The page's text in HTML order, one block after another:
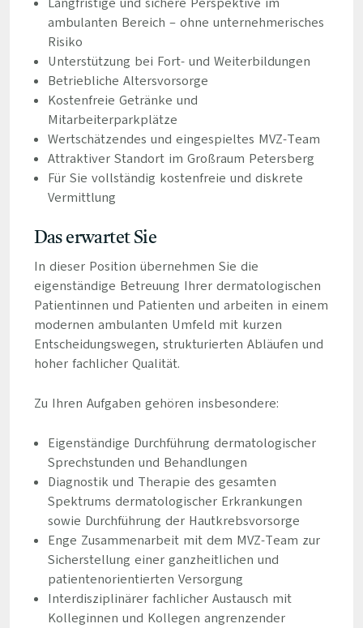
ambulanten Bereich – ohne unternehmerisches
Risiko
Unterstützung bei Fort- und Weiterbildungen
Betriebliche Altersvorsorge
Kostenfreie Getränke und
Mitarbeiterparkplätze
Wertschätzendes und eingespieltes MVZ-Team
Attraktiver Standort im Großraum Petersberg
Für Sie vollständig kostenfreie und diskrete
Vermittlung
Das erwartet Sie
In dieser Position übernehmen Sie die
eigenständige Betreuung Ihrer dermatologischen
Patientinnen und Patienten und arbeiten in einem
modernen ambulanten Umfeld mit kurzen
Entscheidungswegen, strukturierten Abläufen und
hoher fachlicher Qualität.
Zu Ihren Aufgaben gehören insbesondere:
Eigenständige Durchführung dermatologischer
Sprechstunden und Behandlungen
Diagnostik und Therapie des gesamten
Spektrums dermatologischer Erkrankungen
sowie Durchführung der Hautkrebsvorsorge
Enge Zusammenarbeit mit dem MVZ-Team zur
Sicherstellung einer ganzheitlichen und
patientenorientierten Versorgung
Interdisziplinärer fachlicher Austausch mit
Kolleginnen und Kollegen angrenzender